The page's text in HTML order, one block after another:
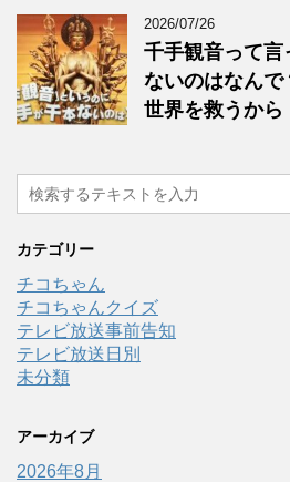
2026/07/26
千手観音って
ないのはなん
世界を救うから
カテゴリー
チコちゃん
チコちゃんクイズ
テレビ放送事前告知
テレビ放送日別
未分類
アーカイブ
2026年8月